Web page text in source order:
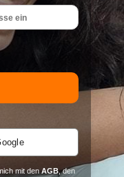
mit denAGB, den